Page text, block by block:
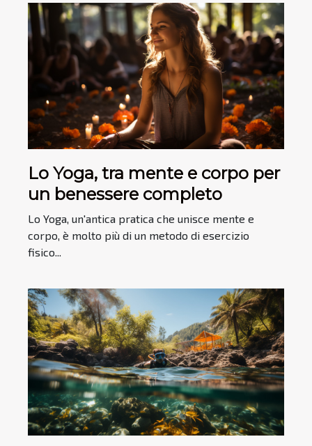
Lo Yoga, tra mente e corpo per
un benessere completo
Lo Yoga, un'antica pratica che unisce mente e
corpo, è molto più di un metodo di esercizio
fisico...